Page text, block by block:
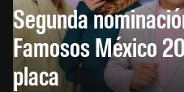
Segunda
Famosos México
placa